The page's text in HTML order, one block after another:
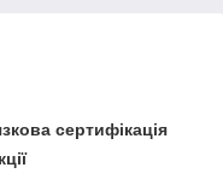
сертифікація